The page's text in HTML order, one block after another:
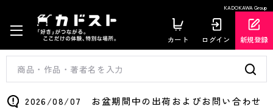
KADOKAWA Group
カート ログイン 新規登録
2026/08/07 お盆期間中の出荷およびお問い合わせ